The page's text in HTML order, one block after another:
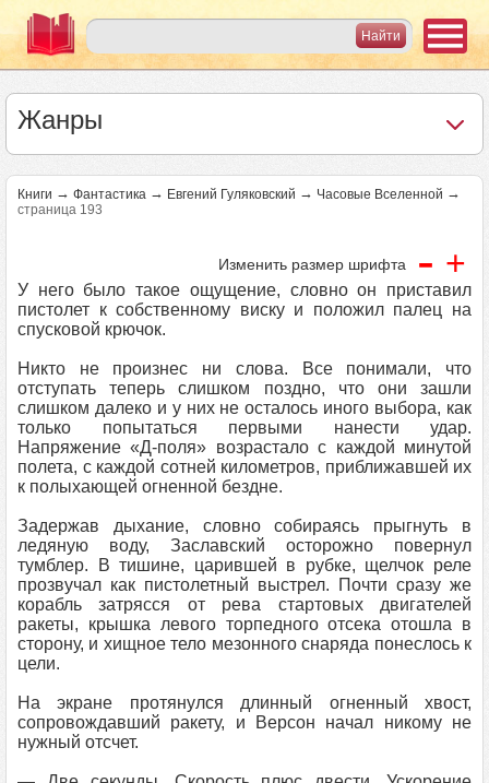
Жанры
Книги → Фантастика → Евгений Гуляковский → Часовые Вселенной →
страница 193
Изменить размер шрифта - +
У него было такое ощущение, словно он приставил
пистолет к собственному виску и положил палец на
спусковой крючок.
Никто не произнес ни слова. Все понимали, что
отступать теперь слишком поздно, что они зашли
слишком далеко и у них не осталось иного выбора, как
только попытаться первыми нанести удар.
Напряжение «Д-поля» возрастало с каждой минутой
полета, с каждой сотней километров, приближавшей их
к полыхающей огненной бездне.
Задержав дыхание, словно собираясь прыгнуть в
ледяную воду, Заславский осторожно повернул
тумблер. В тишине, царившей в рубке, щелчок реле
прозвучал как пистолетный выстрел. Почти сразу же
корабль затрясся от рева стартовых двигателей
ракеты, крышка левого торпедного отсека отошла в
сторону, и хищное тело мезонного снаряда понеслось к
цели.
На экране протянулся длинный огненный хвост,
сопровождавший ракету, и Версон начал никому не
нужный отсчет.